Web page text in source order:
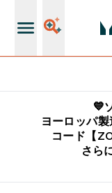
💙
ヨーロッパ
コード【
さら